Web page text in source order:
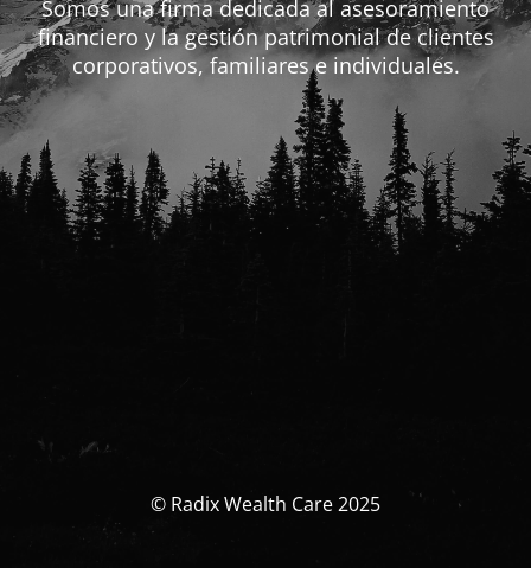
Somos una firma dedicada al asesoramiento
financiero y la gestión patrimonial de clientes
corporativos, familiares e individuales.
© Radix Wealth Care 2025